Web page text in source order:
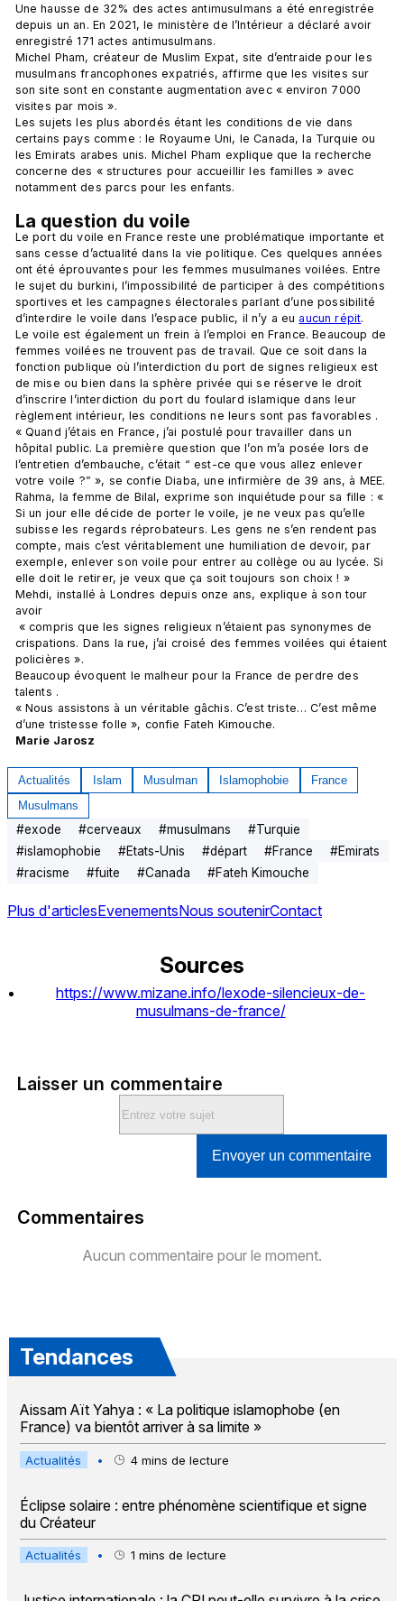
Une hausse de 32% des actes antimusulmans a été enregistrée
depuis un an. En 2021, le ministère de l’Intérieur a déclaré avoir
enregistré 171 actes antimusulmans.
Michel Pham, créateur de Muslim Expat, site d’entraide pour les
musulmans francophones expatriés, affirme que les visites sur
son site sont en constante augmentation avec « environ 7000
visites par mois ».
Les sujets les plus abordés étant les conditions de vie dans
certains pays comme : le Royaume Uni, le Canada, la Turquie ou
les Emirats arabes unis. Michel Pham explique que la recherche
concerne des « structures pour accueillir les familles » avec
notamment des parcs pour les enfants.
La question du voile
Le port du voile en France reste une problématique importante et
sans cesse d’actualité dans la vie politique. Ces quelques années
ont été éprouvantes pour les femmes musulmanes voilées. Entre
le sujet du burkini, l’impossibilité de participer à des compétitions
sportives et les campagnes électorales parlant d’une possibilité
d’interdire le voile dans l’espace public, il n’y a eu aucun répit.
Le voile est également un frein à l’emploi en France. Beaucoup de
femmes voilées ne trouvent pas de travail. Que ce soit dans la
fonction publique où l’interdiction du port de signes religieux est
de mise ou bien dans la sphère privée qui se réserve le droit
d’inscrire l’interdiction du port du foulard islamique dans leur
règlement intérieur, les conditions ne leurs sont pas favorables .
« Quand j’étais en France, j’ai postulé pour travailler dans un
hôpital public. La première question que l’on m’a posée lors de
l’entretien d’embauche, c’était “ est-ce que vous allez enlever
votre voile ?” », se confie Diaba, une infirmière de 39 ans, à MEE.
Rahma, la femme de Bilal, exprime son inquiétude pour sa fille : «
Si un jour elle décide de porter le voile, je ne veux pas qu’elle
subisse les regards réprobateurs. Les gens ne s’en rendent pas
compte, mais c’est véritablement une humiliation de devoir, par
exemple, enlever son voile pour entrer au collège ou au lycée. Si
elle doit le retirer, je veux que ça soit toujours son choix ! »
Mehdi, installé à Londres depuis onze ans, explique à son tour
avoir
crispations. Dans la rue, j’ai croisé des femmes voilées qui étaient
policières ».
Beaucoup évoquent le malheur pour la France de perdre des
talents .
« Nous assistons à un véritable gâchis. C’est triste… C’est même
d’une tristesse folle », confie Fateh Kimouche.
Marie Jarosz
Actualités Islam Musulman Islamophobie
France
Musulmans
#exode #cerveaux #musulmans #Turquie
#islamophobie #Etats-Unis #départ #France #Emirats
#racisme #fuite #Canada #Fateh Kimouche
Plus d'articlesEvenementsNous soutenirContact
Sources
https://www.mizane.info/lexode-silencieux-de-
musulmans-de-france/
Laisser un commentaire
Envoyer un commentaire
Commentaires
Aucun commentaire pour le moment.
Tendances
Aissam Aït Yahya : « La politique islamophobe (en
France) va bientôt arriver à sa limite »
Actualités • 4 mins de lecture
Éclipse solaire : entre phénomène scientifique et signe
du Créateur
Actualités • 1 mins de lecture